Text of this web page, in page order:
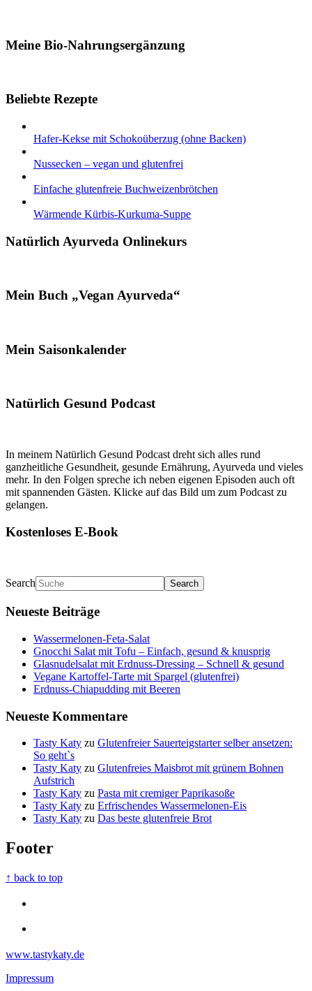
Meine Bio-Nahrungsergänzung
Beliebte Rezepte
Hafer-Kekse mit Schokoüberzug (ohne Backen)
Nussecken – vegan und glutenfrei
Einfache glutenfreie Buchweizenbrötchen
Wärmende Kürbis-Kurkuma-Suppe
Natürlich Ayurveda Onlinekurs
Mein Buch „Vegan Ayurveda“
Mein Saisonkalender
Natürlich Gesund Podcast
In meinem Natürlich Gesund Podcast dreht sich alles rund
ganzheitliche Gesundheit, gesunde Ernährung, Ayurveda und vieles
mehr. In den Folgen spreche ich neben eigenen Episoden auch oft
mit spannenden Gästen. Klicke auf das Bild um zum Podcast zu
gelangen.
Kostenloses E-Book
Search
Neueste Beiträge
Wassermelonen-Feta-Salat
Gnocchi Salat mit Tofu – Einfach, gesund & knusprig
Glasnudelsalat mit Erdnuss-Dressing – Schnell & gesund
Vegane Kartoffel-Tarte mit Spargel (glutenfrei)
Erdnuss-Chiapudding mit Beeren
Neueste Kommentare
Tasty Katy zu Glutenfreier Sauerteigstarter selber ansetzen:
So geht`s
Tasty Katy zu Glutenfreies Maisbrot mit grünem Bohnen
Aufstrich
Tasty Katy zu Pasta mit cremiger Paprikasoße
Tasty Katy zu Erfrischendes Wassermelonen-Eis
Tasty Katy zu Das beste glutenfreie Brot
Footer
↑ back to top
www.tastykaty.de
Impressum